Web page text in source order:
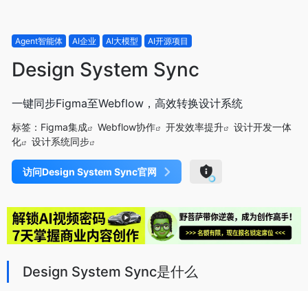
Agent智能体 AI企业 AI大模型 AI开源项目
Design System Sync
一键同步Figma至Webflow，高效转换设计系统
标签： Figma集成 Webflow协作 开发效率提升
设计开发一体
化
设计系统同步
访问Design System Sync官网
Design System Sync是什么